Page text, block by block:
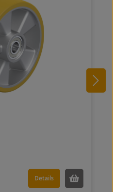
Details